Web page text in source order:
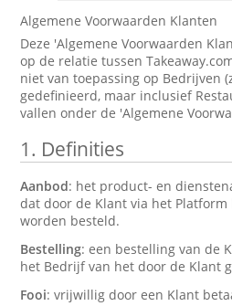
Algemene Voorwaarden Klanten
Deze 'Algemene Voorwaarden
op de relatie tussen
niet van toepassing op Bedrijven
gedefinieerd, maar inclusief
vallen onder de 'Algemene
1. Definities
Aanbod: het product- en
dat door de Klant via het
worden besteld.
Bestelling: een bestelling van de
het Bedrijf van het door de Klant
Fooi: vrijwillig door een Klant